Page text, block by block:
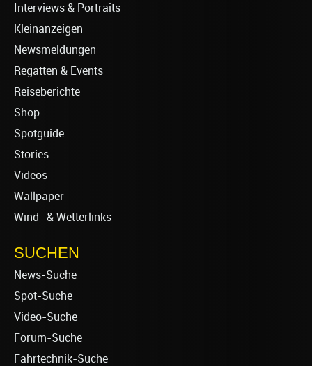
Interviews & Portraits
Kleinanzeigen
Newsmeldungen
Regatten & Events
Reiseberichte
Shop
Spotguide
Stories
Videos
Wallpaper
Wind- & Wetterlinks
SUCHEN
News-Suche
Spot-Suche
Video-Suche
Forum-Suche
Fahrtechnik-Suche